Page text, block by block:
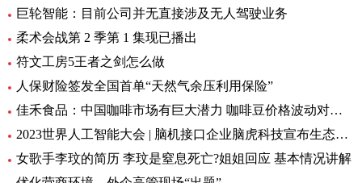
巨轮智能：目前公司并无直接涉及无人驾驶业务
柔术会战第 2 季第 1 集现已播出
符文工房5王者之剑怎么做
人保财险签发全国首单“天然气余压利用保险”
佳禾食品：中国咖啡市场有巨大潜力 咖啡豆价格波动对公司毛利率影响较小
2023世界人工智能大会 | 脑机接口企业脑虎科技宣布生态数据开源，今年已完成犬、猴动物实验，合作完成3项脑机接口植入临床手术
女歌手李玟的简历 李玟是窒息死亡?姐姐回应 基本情况讲解